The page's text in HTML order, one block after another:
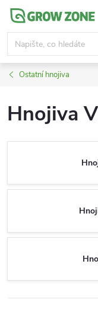
Přejít
obsah
Ostatní hnojiva
Hnojiva